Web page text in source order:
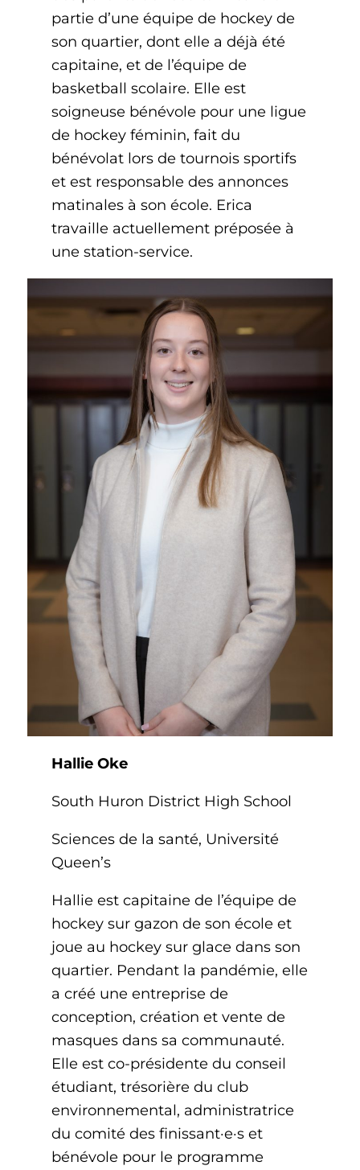
partie d’une équipe de hockey de
son quartier, dont elle a déjà été
capitaine, et de l’équipe de
basketball scolaire. Elle est
soigneuse bénévole pour une ligue
de hockey féminin, fait du
bénévolat lors de tournois sportifs
et est responsable des annonces
matinales à son école. Erica
travaille actuellement préposée à
une station-service.
Hallie Oke
South Huron District High School
Sciences de la santé, Université
Queen’s
Hallie est capitaine de l’équipe de
hockey sur gazon de son école et
joue au hockey sur glace dans son
quartier. Pendant la pandémie, elle
a créé une entreprise de
conception, création et vente de
masques dans sa communauté.
Elle est co-présidente du conseil
étudiant, trésorière du club
environnemental, administratrice
du comité des finissant·e·s et
bénévole pour le programme